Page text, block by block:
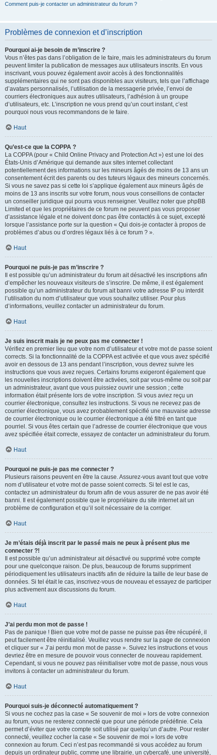
Comment puis-je contacter un administrateur du forum ?
Problèmes de connexion et d’inscription
Pourquoi ai-je besoin de m’inscrire ?
Vous n’êtes pas dans l’obligation de le faire, mais les administrateurs du forum
peuvent limiter la publication de messages aux utilisateurs inscrits. En vous
inscrivant, vous pouvez également avoir accès à des fonctionnalités
supplémentaires qui ne sont pas disponibles aux visiteurs, tels que l’affichage
d’avatars personnalisés, l’utilisation de la messagerie privée, l’envoi de
courriers électroniques aux autres utilisateurs, l’adhésion à un groupe
d’utilisateurs, etc. L’inscription ne vous prend qu’un court instant, c’est
pourquoi nous vous recommandons de le faire.
Haut
Qu’est-ce que la COPPA ?
La COPPA (pour « Child Online Privacy and Protection Act ») est une loi des
États-Unis d’Amérique qui demande aux sites internet collectant
potentiellement des informations sur les mineurs âgés de moins de 13 ans un
consentement écrit des parents ou des tuteurs légaux des mineurs concernés.
Si vous ne savez pas si cette loi s’applique également aux mineurs âgés de
moins de 13 ans inscrits sur votre forum, nous vous conseillons de contacter
un conseiller juridique qui pourra vous renseigner. Veuillez noter que phpBB
Limited et que les propriétaires de ce forum ne peuvent pas vous proposer
d’assistance légale et ne doivent donc pas être contactés à ce sujet, excepté
lorsque l’assistance porte sur la question « Qui dois-je contacter à propos de
problèmes d’abus ou d’ordres légaux liés à ce forum ? ».
Haut
Pourquoi ne puis-je pas m’inscrire ?
Il est possible qu’un administrateur du forum ait désactivé les inscriptions afin
d’empêcher les nouveaux visiteurs de s’inscrire. De même, il est également
possible qu’un administrateur du forum ait banni votre adresse IP ou interdit
l’utilisation du nom d’utilisateur que vous souhaitez utiliser. Pour plus
d’informations, veuillez contacter un administrateur du forum.
Haut
Je suis inscrit mais je ne peux pas me connecter !
Vérifiez en premier lieu que votre nom d’utilisateur et votre mot de passe soient
corrects. Si la fonctionnalité de la COPPA est activée et que vous avez spécifié
avoir en dessous de 13 ans pendant l’inscription, vous devrez suivre les
instructions que vous avez reçues. Certains forums exigeront également que
les nouvelles inscriptions doivent être activées, soit par vous-même ou soit par
un administrateur, avant que vous puissiez ouvrir une session ; cette
information était présente lors de votre inscription. Si vous aviez reçu un
courrier électronique, consultez les instructions. Si vous ne recevez pas de
courrier électronique, vous avez probablement spécifié une mauvaise adresse
de courrier électronique ou le courrier électronique a été filtré en tant que
pourriel. Si vous êtes certain que l’adresse de courrier électronique que vous
avez spécifiée était correcte, essayez de contacter un administrateur du forum.
Haut
Pourquoi ne puis-je pas me connecter ?
Plusieurs raisons peuvent en être la cause. Assurez-vous avant tout que votre
nom d’utilisateur et votre mot de passe soient corrects. Si tel est le cas,
contactez un administrateur du forum afin de vous assurer de ne pas avoir été
banni. Il est également possible que le propriétaire du site internet ait un
problème de configuration et qu’il soit nécessaire de la corriger.
Haut
Je m’étais déjà inscrit par le passé mais ne peux à présent plus me
connecter ?!
Il est possible qu’un administrateur ait désactivé ou supprimé votre compte
pour une quelconque raison. De plus, beaucoup de forums suppriment
périodiquement les utilisateurs inactifs afin de réduire la taille de leur base de
données. Si tel était le cas, inscrivez-vous de nouveau et essayez de participer
plus activement aux discussions du forum.
Haut
J’ai perdu mon mot de passe !
Pas de panique ! Bien que votre mot de passe ne puisse pas être récupéré, il
peut facilement être réinitialisé. Veuillez vous rendre sur la page de connexion
et cliquer sur « J’ai perdu mon mot de passe ». Suivez les instructions et vous
devriez être en mesure de pouvoir vous connecter de nouveau rapidement.
Cependant, si vous ne pouvez pas réinitialiser votre mot de passe, nous vous
invitons à contacter un administrateur du forum.
Haut
Pourquoi suis-je déconnecté automatiquement ?
Si vous ne cochez pas la case « Se souvenir de moi » lors de votre connexion
au forum, vous ne resterez connecté que pour une période prédéfinie. Cela
permet d’éviter que votre compte soit utilisé par quelqu’un d’autre. Pour rester
connecté, veuillez cocher la case « Se souvenir de moi » lors de votre
connexion au forum. Ceci n’est pas recommandé si vous accédez au forum
depuis un ordinateur public, comme une librairie, un cybercafé, une université,